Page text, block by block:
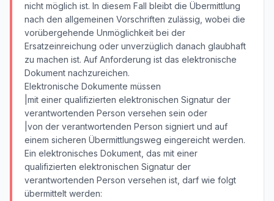
nicht möglich ist. In diesem Fall bleibt die Übermittlung
nach den allgemeinen Vorschriften zulässig, wobei die
vorübergehende Unmöglichkeit bei der
Ersatzeinreichung oder unverzüglich danach glaubhaft
zu machen ist. Auf Anforderung ist das elektronische
Dokument nachzureichen.
Elektronische Dokumente müssen
|mit einer qualifizierten elektronischen Signatur der
verantwortenden Person versehen sein oder
|von der verantwortenden Person signiert und auf
einem sicheren Übermittlungsweg eingereicht werden.
Ein elektronisches Dokument, das mit einer
qualifizierten elektronischen Signatur der
verantwortenden Person versehen ist, darf wie folgt
übermittelt werden: